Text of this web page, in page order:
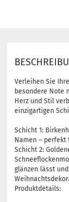
Verleihen Sie
besondere Note
Herz und Stil
einzigartigen
Schicht 1:
Namen – perfekt
Schicht 2:
glänzen lässt
Produktdetails: